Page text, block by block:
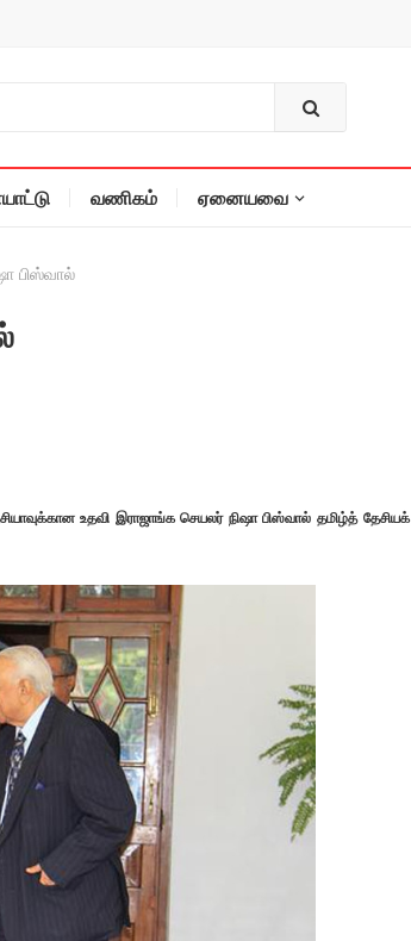
வணிகம் ஏனையவை
பிஸ்வால்
உதவி இராஜாங்க செயலர் நிஷா பிஸ்வால் தமிழ்த் தேசியக்